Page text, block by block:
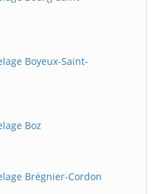
Boyeux-Saint-
Boz
Brégnier-Cordon